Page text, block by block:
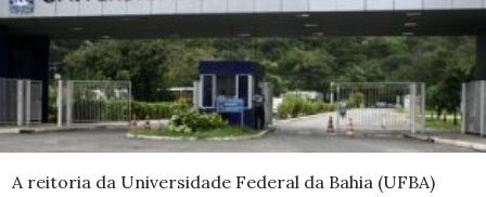
A reitoria da Universidade Federal da Bahia (UFBA)